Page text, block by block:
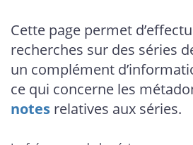
Cette page permet
recherches sur des séries
un complément
ce qui concerne les
notes relatives aux séries.